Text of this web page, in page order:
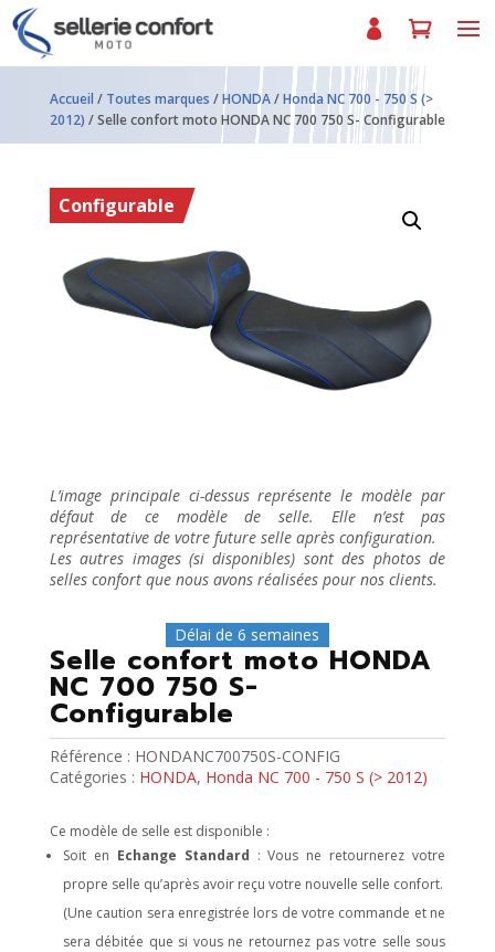
Accueil / Toutes marques /HONDA/Honda NC 700 - 750 S (>
2012) / Selle confort moto HONDA NC 700 750 S- Configurable
Configurable
L’image principale ci-dessus représente le modèle par
défaut de ce modèle de selle. Elle n’est pas
représentative de votre future selle après configuration.
Les autres images (si disponibles) sont des photos de
selles confort que nous avons réalisées pour nos clients.
Délai de 6 semaines
Selle confort moto HONDA
NC 700 750 S-
Configurable
Référence : HONDANC700750S-CONFIG
Catégories : HONDA, Honda NC 700 - 750 S (> 2012)
Ce modèle de selle est disponible :
Soit en Echange Standard : Vous ne retournerez votre
propre selle qu’après avoir reçu votre nouvelle selle confort.
(Une caution sera enregistrée lors de votre commande et ne
sera débitée que si vous ne retournez pas votre selle sous